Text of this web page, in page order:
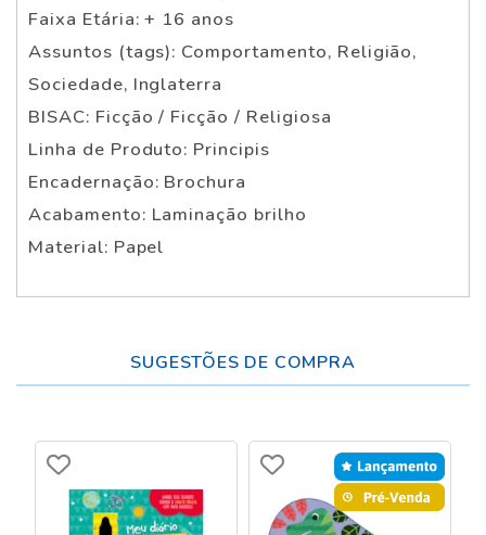
Faixa Etária: + 16 anos
Assuntos (tags): Comportamento, Religião,
Sociedade, Inglaterra
BISAC: Ficção / Ficção / Religiosa
Linha de Produto: Principis
Encadernação: Brochura
Acabamento: Laminação brilho
Material: Papel
SUGESTÕES DE COMPRA